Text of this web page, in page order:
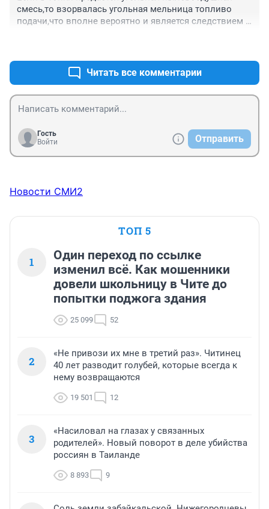
смесь,то взорвалась угольная мельница топливо
подачи,что вполне вероятно и является следствием
Читать все комментарии
Гость
Войти
Отправить
Новости СМИ2
ТОП 5
1
Один переход по ссылке
изменил всё. Как мошенники
довели школьницу в Чите до
попытки поджога здания
25 099 52
2
«Не привози их мне в третий раз». Читинец
40 лет разводит голубей, которые всегда к
нему возвращаются
19 501 12
3
«Насиловал на глазах у связанных
родителей». Новый поворот в деле убийства
россиян в Таиланде
8 893 9